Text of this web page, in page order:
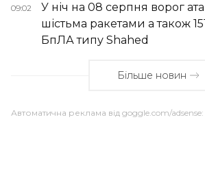
09:02
У ніч на 08 серпня ворог
шістьма ракетами а також
БпЛА типу Shahed
Більше новин
Автоматична реклама від goggle.com/adsense: